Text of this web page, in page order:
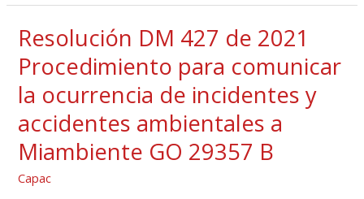
la
participación
pública
y
acceso
a
la
Resolución DM 427 de 2021
Procedimiento para comunicar
la ocurrencia de incidentes y
accidentes ambientales a
Miambiente GO 29357 B
Capac
Resolución
DM
427
de
2021
Procedimiento
para
comunicar